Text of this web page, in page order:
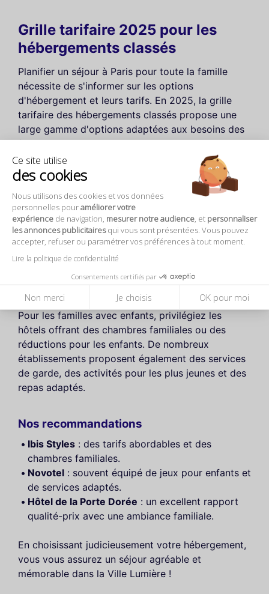
Ce site utilise
des cookies
Nous utilisons des cookies et vos données
personnelles pouraméliorer votre
expérience de navigation, mesurer notre audience , et personnaliser
les annonces publicitairesqui vous sont présentées. Vous pouvez
accepter, refuser ou paramétrer vos préférences à tout moment.
Lire la politique de confidentialité
Consentements certifiés par
Non merci Je choisis OK pour moi
Grille tarifaire 2025 pour les
hébergements classés
Planifier un séjour à Paris pour toute la famille
nécessite de s'informer sur les options
d'hébergement et leurs tarifs. En 2025, la grille
tarifaire des hébergements classés propose une
large gamme d'options adaptées aux besoins des
familles.
Catégories d'hébergements
Les prix varient selon la classification :
Hôtels 1 étoile: à partir de 60 € la nuit.
Hôtels 3 étoiles: entre 120 € et 200 € la nuit.
Hôtels 5 étoiles: à partir de 300 € et plus.
Astuces pour les familles
Pour les familles avec enfants, privilégiez les
hôtels offrant des chambres familiales ou des
réductions pour les enfants. De nombreux
établissements proposent également des services
de garde, des activités pour les plus jeunes et des
repas adaptés.
Nos recommandations
Ibis Styles : des tarifs abordables et des
chambres familiales.
Novotel : souvent équipé de jeux pour enfants et
de services adaptés.
Hôtel de la Porte Dorée : un excellent rapport
qualité-prix avec une ambiance familiale.
En choisissant judicieusement votre hébergement,
vous vous assurez un séjour agréable et
mémorable dans la Ville Lumière !